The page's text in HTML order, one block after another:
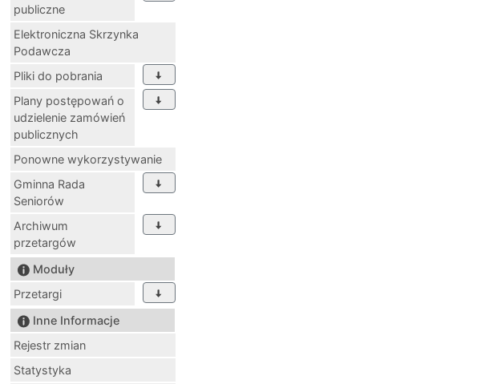
publiczne
Elektroniczna Skrzynka
Podawcza
Pliki do pobrania
Plany postępowań o
udzielenie zamówień
publicznych
Ponowne wykorzystywanie
Gminna Rada
Seniorów
Archiwum
przetargów
Moduły
Przetargi
Inne Informacje
Rejestr zmian
Statystyka